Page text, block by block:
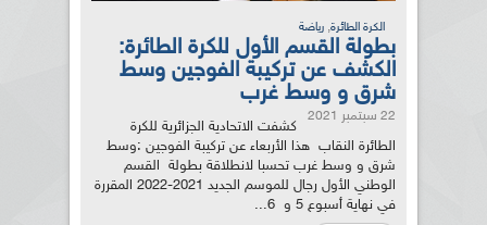
الكرة الطائرة, رياضة
بطولة القسم الأول للكرة الطائرة:
الكشف عن تركيبة الفوجين وسط
شرق و وسط غرب
22 سبتمبر 2021
كشفت الاتحادية الجزائرية للكرة
الطائرة النقاب هذا الأربعاء عن تركيبة الفوجين :وسط
شرق و وسط غرب تحسبا لانطلاقة بطولة القسم
الوطني الأول رجال للموسم الجديد 2021-2022 المقررة
في نهاية أسبوع 5 و 6...